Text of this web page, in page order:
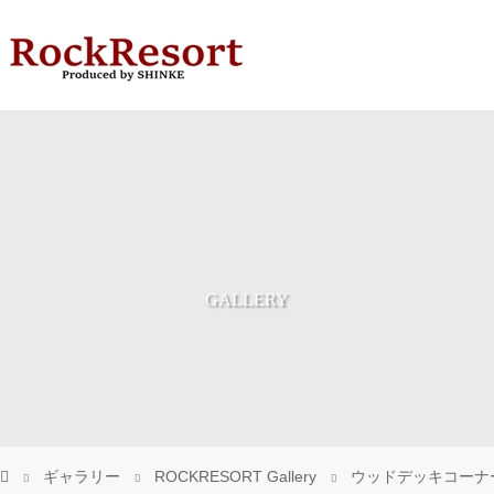
GALLERY
ギャラリー ROCKRESORT Gallery ウッドデッキコー